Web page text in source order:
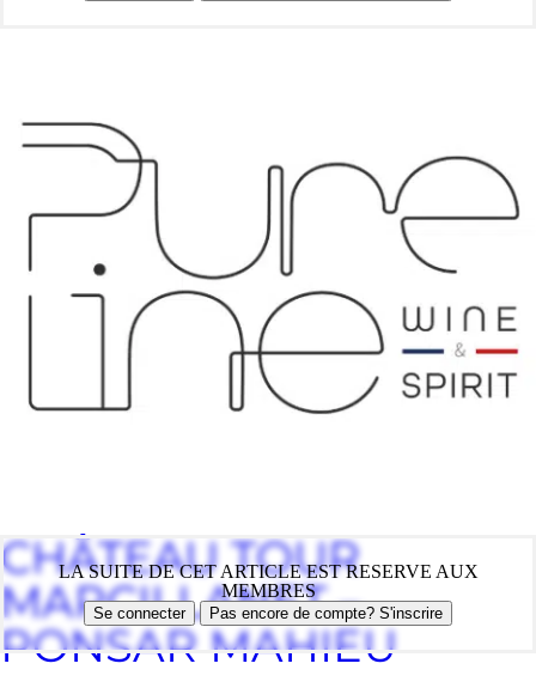
LA SUITE DE CET ARTICLE EST RESERVE AUX
MEMBRES
Se connecter Pas encore de compte? S'inscrire
CHÂTEAU TOUR
MARCILLANET –
PONSAR MAHIEU